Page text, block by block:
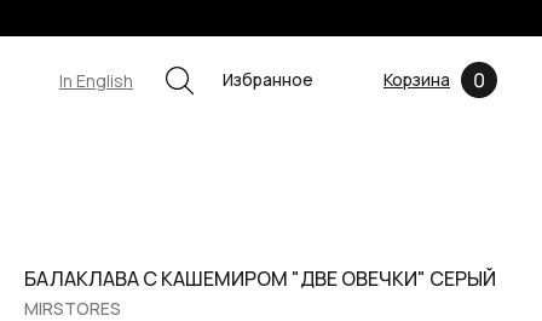
0
In English Избранное Корзина
БАЛАКЛАВА С КАШЕМИРОМ "ДВЕ ОВЕЧКИ" СЕРЫЙ
MIRSTORES